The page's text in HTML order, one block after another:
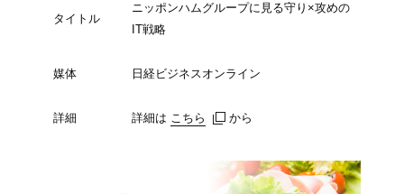
タイトル
ニッポンハムグループに見る守り×攻めの
IT戦略
媒体 日経ビジネスオンライン
詳細 詳細は こちら
こちら
こちら から